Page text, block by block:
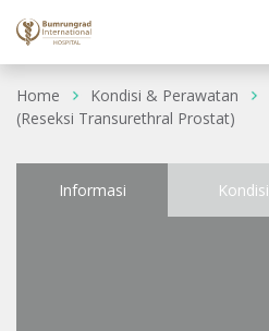
Home Kondisi & Perawatan
(Reseksi Transurethral Prostat)
Informasi Kondisi